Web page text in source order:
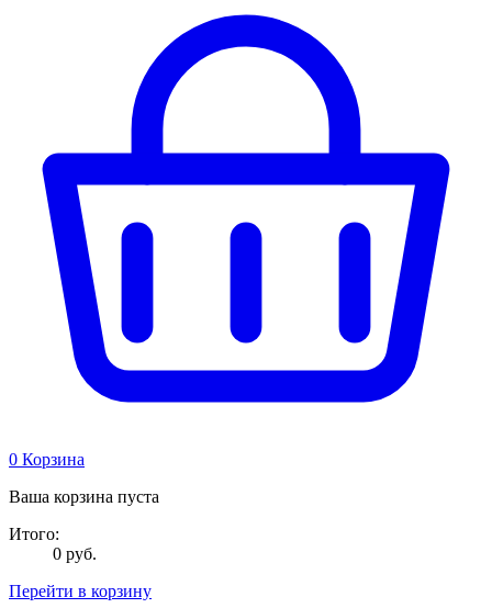
0 Корзина
Ваша корзина пуста
Итого:
0 руб.
Перейти в корзину